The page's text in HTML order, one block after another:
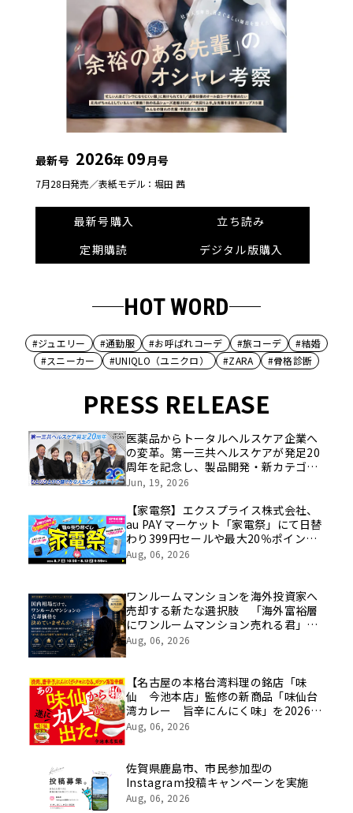
最新号 2026年 09月号
7月28日発売／表紙モデル：堀田 茜
最新号購入
立ち読み
定期購読
デジタル版購入
HOT WORD
#ジュエリー #通勤服 #お呼ばれコーデ #旅コーデ
#結婚
#スニーカー
#UNIQLO（ユニクロ） #ZARA #骨格診断
PRESS RELEASE
医薬品からトータルヘルスケア企業へ
の変革。第一三共ヘルスケアが発足20
周年を記念し、製品開発・新カテゴリ
挑戦の舞台や旧社統合時のエピソード
像を公開！
Jun, 19, 2026
【家電祭】エクスプライス株式会社、
au PAY マーケット「家電祭」にて日替
わり399円セールや最大20％ポイント
還元などお得なキャンペーンを
Aug, 06, 2026
ワンルームマンションを海外投資家へ
売却する新たな選択肢 「海外富裕層
にワンルームマンション売れる君」サ
ービス開始
Aug, 06, 2026
【名古屋の本格台湾料理の銘店「味
仙 今池本店」監修の新商品「味仙台
湾カレー 旨辛にんにく味」を2026年
8月3日に発売！】
Aug, 06, 2026
佐賀県鹿島市、市民参加型の
Instagram投稿キャンペーンを実施
Aug, 06, 2026